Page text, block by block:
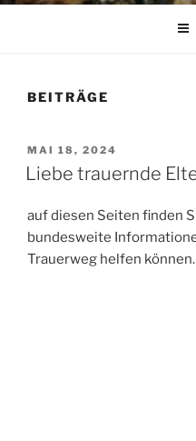
BEITRÄGE
VERÖFFENTLICHT
AM
MAI 18, 2024
Liebe trauernde
auf diesen Seiten finden
bundesweite
Trauerweg helfen können.